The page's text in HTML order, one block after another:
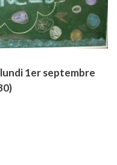
1er septembre